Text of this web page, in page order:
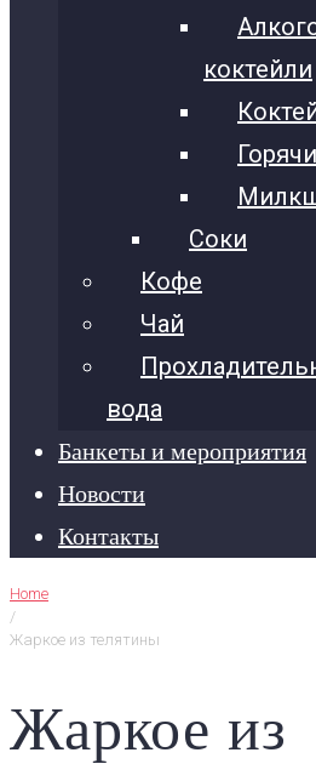
коктейли
Соки
Кофе
Чай
вода
Банкеты и мероприятия
Новости
Контакты
Home
/
Жаркое из телятины
Жаркое из